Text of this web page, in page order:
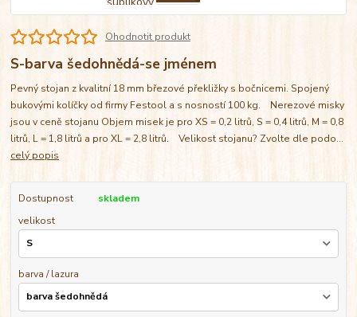
Ohodnotit produkt
S-barva šedohnědá-se jménem
Pevný stojan z kvalitní 18 mm březové překližky s bočnicemi. Spojený
bukovými kolíčky od firmy Festool a s nosností 100 kg. Nerezové misky
jsou v ceně stojanu Objem misek je pro XS = 0,2 litrů, S = 0,4 litrů, M = 0,8
litrů, L = 1,8 litrů a pro XL = 2,8 litrů. Velikost stojanu? Zvolte dle podo...
celý popis
Dostupnost
skladem
velikost
barva / lazura